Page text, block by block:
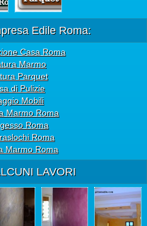
Edile Roma:
Casa Roma
Marmo
Parquet
di Pulizie
Mobili
Marmo Roma
Roma
Roma
Marmo Roma
LAVORI